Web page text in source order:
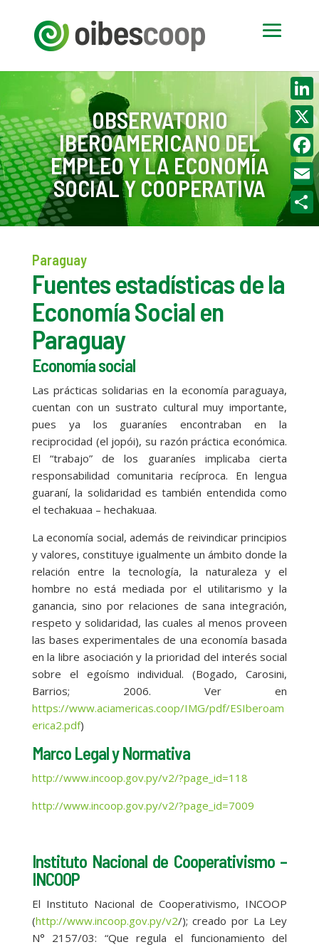
OBSERVATORIO
IBEROAMERICANO DEL
EMPLEO Y LA ECONOMÍA
SOCIAL Y COOPERATIVA
Paraguay
Fuentes estadísticas de la
Economía Social en
Paraguay
Economía social
Las prácticas solidarias en la economía paraguaya,
cuentan con un sustrato cultural muy importante,
pues ya los guaraníes encontraban en la
reciprocidad (el jopói), su razón práctica económica.
El “trabajo” de los guaraníes implicaba cierta
responsabilidad comunitaria recíproca. En lengua
guaraní, la solidaridad es también entendida como
el techakuaa – hechakuaa.
La economía social, además de reivindicar principios
y valores, constituye igualmente un ámbito donde la
relación entre la tecnología, la naturaleza y el
hombre no está mediada por el utilitarismo y la
ganancia, sino por relaciones de sana integración,
respeto y solidaridad, las cuales al menos proveen
las bases experimentales de una economía basada
en la libre asociación y la prioridad del interés social
sobre el egoísmo individual. (Bogado, Carosini,
Barrios; 2006. Ver en
https://www.aciamericas.coop/IMG/pdf/ESIberoam
erica2.pdf)
Marco Legal y Normativa
http://www.incoop.gov.py/v2/?page_id=118
http://www.incoop.gov.py/v2/?page_id=7009
Instituto Nacional de Cooperativismo –
INCOOP
El Instituto Nacional de Cooperativismo, INCOOP
(http://www.incoop.gov.py/v2/); creado por La Ley
N° 2157/03: “Que regula el funcionamiento del
X
Email